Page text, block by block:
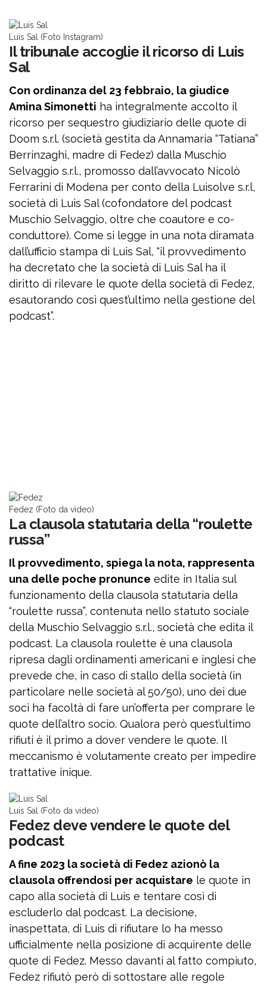
Luis Sal (Foto Instagram)
Il tribunale accoglie il ricorso di Luis
Sal
Con ordinanza del 23 febbraio, la giudice
Amina Simonetti ha integralmente accolto il
ricorso per sequestro giudiziario delle quote di
Doom s.r.l. (società gestita da Annamaria “Tatiana”
Berrinzaghi, madre di Fedez) dalla Muschio
Selvaggio s.r.l., promosso dall’avvocato Nicolò
Ferrarini di Modena per conto della Luisolve s.r.l,
società di Luis Sal (cofondatore del podcast
Muschio Selvaggio, oltre che coautore e co-
conduttore). Come si legge in una nota diramata
dall’ufficio stampa di Luis Sal, “il provvedimento
ha decretato che la società di Luis Sal ha il
diritto di rilevare le quote della società di Fedez,
esautorando così quest’ultimo nella gestione del
podcast”.
Fedez (Foto da video)
La clausola statutaria della “roulette
russa”
Il provvedimento, spiega la nota, rappresenta
una delle poche pronunce edite in Italia sul
funzionamento della clausola statutaria della
“roulette russa”, contenuta nello statuto sociale
della Muschio Selvaggio s.r.l., società che edita il
podcast. La clausola roulette è una clausola
ripresa dagli ordinamenti americani e inglesi che
prevede che, in caso di stallo della società (in
particolare nelle società al 50/50), uno dei due
soci ha facoltà di fare un’offerta per comprare le
quote dell’altro socio. Qualora però quest’ultimo
rifiuti è il primo a dover vendere le quote. Il
meccanismo è volutamente creato per impedire
trattative inique.
Luis Sal (Foto da video)
Fedez deve vendere le quote del
podcast
A fine 2023 la società di Fedez azionò la
clausola offrendosi per acquistare le quote in
capo alla società di Luis e tentare così di
escluderlo dal podcast. La decisione,
inaspettata, di Luis di rifiutare lo ha messo
ufficialmente nella posizione di acquirente delle
quote di Fedez. Messo davanti al fatto compiuto,
Fedez rifiutò però di sottostare alle regole